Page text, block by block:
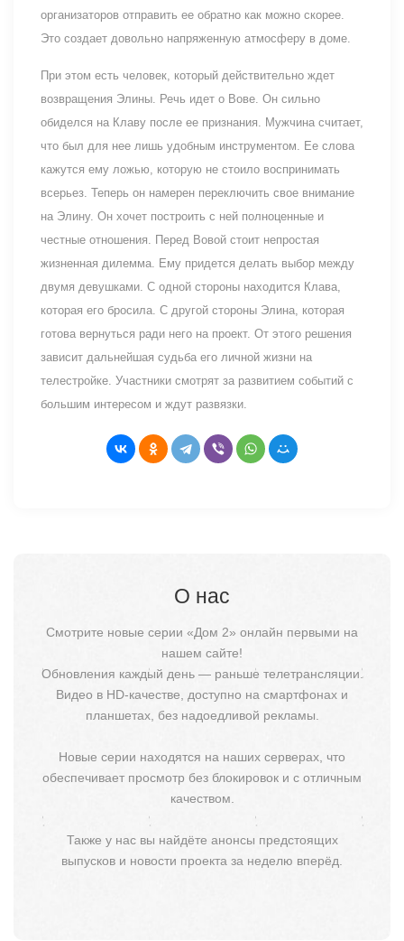
организаторов отправить ее обратно как можно скорее.
Это создает довольно напряженную атмосферу в доме.
При этом есть человек, который действительно ждет
возвращения Элины. Речь идет о Вове. Он сильно
обиделся на Клаву после ее признания. Мужчина считает,
что был для нее лишь удобным инструментом. Ее слова
кажутся ему ложью, которую не стоило воспринимать
всерьез. Теперь он намерен переключить свое внимание
на Элину. Он хочет построить с ней полноценные и
честные отношения. Перед Вовой стоит непростая
жизненная дилемма. Ему придется делать выбор между
двумя девушками. С одной стороны находится Клава,
которая его бросила. С другой стороны Элина, которая
готова вернуться ради него на проект. От этого решения
зависит дальнейшая судьба его личной жизни на
телестройке. Участники смотрят за развитием событий с
большим интересом и ждут развязки.
О нас
Смотрите новые серии «Дом 2» онлайн первыми на
нашем сайте!
Обновления каждый день — раньше телетрансляции.
Видео в HD-качестве, доступно на смартфонах и
планшетах, без надоедливой рекламы.
Новые серии находятся на наших серверах, что
обеспечивает просмотр без блокировок и с отличным
качеством.
Также у нас вы найдёте анонсы предстоящих
выпусков и новости проекта за неделю вперёд.